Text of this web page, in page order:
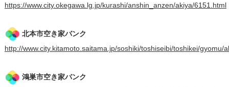
https://www.city.okegawa.lg.jp/kurashi/anshin_anzen/akiya/6151.html
北本市空き家バンク
http://www.city.kitamoto.saitama.jp/soshiki/toshiseibi/toshikei/gyomu/
鴻巣市空き家バンク